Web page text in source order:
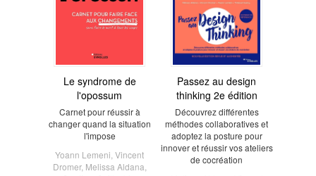
Le syndrome de
l'opossum
Carnet pour réussir à
changer quand la situation
l'impose
Yoann Lemeni Vincent
Dromer, Melissa Aldana
Passez au design
thinking 2e édition
Découvrez différentes
méthodes collaboratives et
adoptez la posture pour
innover et réussir vos ateliers
de cocréation